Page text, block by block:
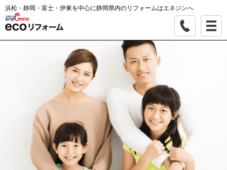
浜松・静岡・富士・伊東を中心に静岡県内のリフォームはエネジンへ